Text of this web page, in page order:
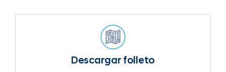
Descargar folleto